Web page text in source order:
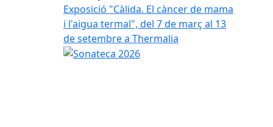
Exposició "Càlida. El càncer de mama
i l'aigua termal", del 7 de març al 13
de setembre a Thermalia